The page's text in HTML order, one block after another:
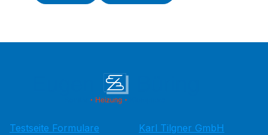
Testseite Formulare
Karl Tilgner GmbH